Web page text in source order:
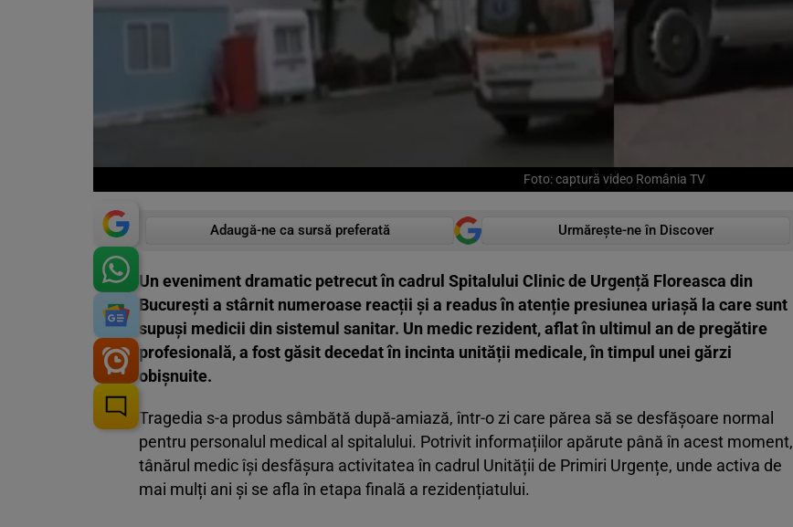
Foto: captură video România TV
Adaugă-ne ca sursă preferată Urmărește-ne în Discover
Un eveniment dramatic petrecut în cadrul Spitalului Clinic de Urgență Floreasca din
București a stârnit numeroase reacții și a readus în atenție presiunea uriașă la care sunt
supuși medicii din sistemul sanitar. Un medic rezident, aflat în ultimul an de pregătire
profesională, a fost găsit decedat în incinta unității medicale, în timpul unei gărzi
obișnuite.
Tragedia s-a produs sâmbătă după-amiază, într-o zi care părea să se desfășoare normal
pentru personalul medical al spitalului. Potrivit informațiilor apărute până în acest moment,
tânărul medic își desfășura activitatea în cadrul Unității de Primiri Urgențe, unde activa de
mai mulți ani și se afla în etapa finală a rezidențiatului.